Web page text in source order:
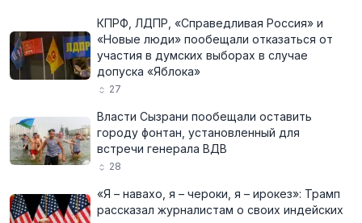
КПРФ, ЛДПР, «Справедливая Россия» и
«Новые люди» пообещали отказаться от
участия в думских выборах в случае
допуска «Яблока»
27
Власти Сызрани пообещали оставить
городу фонтан, установленный для
встречи генерала ВДВ
28
«Я – навахо, я – чероки, я – ирокез»: Трамп
рассказал журналистам о своих индейских